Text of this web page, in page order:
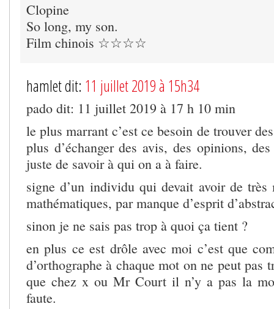
Clopine
So long, my son.
Film chinois ☆☆☆☆
hamlet dit: 11 juillet 2019 à 15h34
pado dit: 11 juillet 2019 à 17 h 10 min
le plus marrant c’est ce besoin de trouver
plus d’échanger des avis, des opinions,
juste de savoir à qui on a à faire.
signe d’un individu qui devait avoir de très
mathématiques, par manque d’esprit
sinon je ne sais pas trop à quoi ça tient ?
en plus ce est drôle avec moi c’est que
d’orthographe à chaque mot on ne peut pas
que chez x ou Mr Court il n’y a pas la
faute.